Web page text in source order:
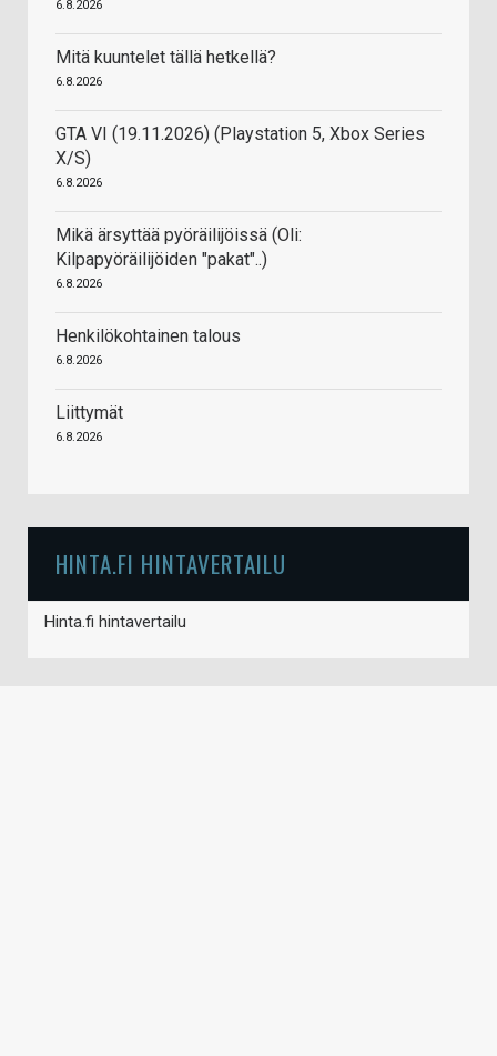
6.8.2026
Mitä kuuntelet tällä hetkellä?
6.8.2026
GTA VI (19.11.2026) (Playstation 5, Xbox Series
X/S)
6.8.2026
Mikä ärsyttää pyöräilijöissä (Oli:
Kilpapyöräilijöiden "pakat"..)
6.8.2026
Henkilökohtainen talous
6.8.2026
Liittymät
6.8.2026
HINTA.FI HINTAVERTAILU
Hinta.fi hintavertailu